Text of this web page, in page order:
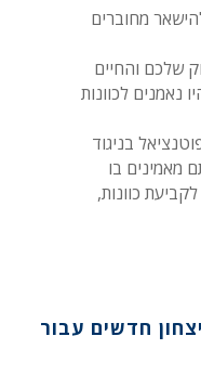
מחוברים
שלכם והחיים
נאמנים לכוונות
בניגוד
מאמינים בו
כוונות,
ניצחון חדשים עבור